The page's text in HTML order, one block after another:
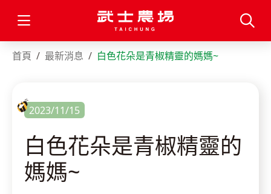
首頁 最新消息 白色花朵是青椒精靈的媽媽~
2023/11/15
白色花朵是青椒精靈的
媽媽~